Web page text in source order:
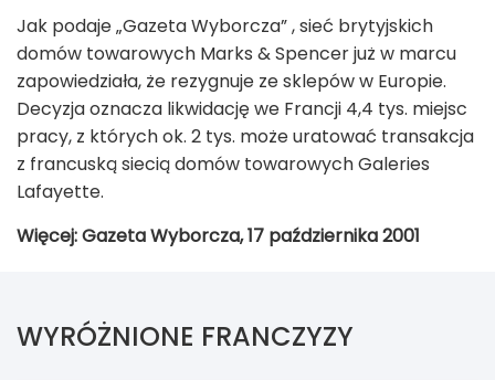
Jak podaje „Gazeta Wyborcza” , sieć brytyjskich
domów towarowych Marks & Spencer już w marcu
zapowiedziała, że rezygnuje ze sklepów w Europie.
Decyzja oznacza likwidację we Francji 4,4 tys. miejsc
pracy, z których ok. 2 tys. może uratować transakcja
z francuską siecią domów towarowych Galeries
Lafayette.
Więcej: Gazeta Wyborcza, 17 października 2001
WYRÓŻNIONE FRANCZYZY